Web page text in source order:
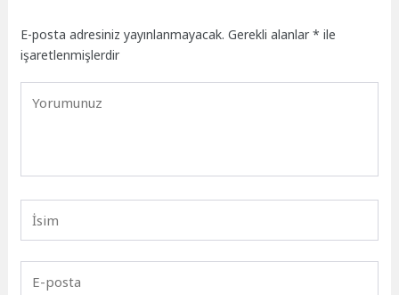
E-posta adresiniz yayınlanmayacak. Gerekli alanlar* ile
işaretlenmişlerdir